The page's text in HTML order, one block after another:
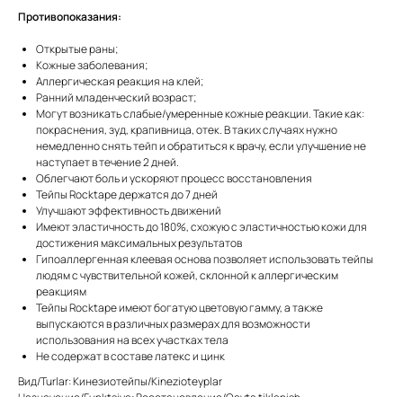
Противопоказания:
Открытые раны;
Кожные заболевания;
Аллергическая реакция на клей;
Ранний младенческий возраст;
Могут возникать слабые/умеренные кожные реакции. Такие как:
покраснения, зуд, крапивница, отек. В таких случаях нужно
немедленно снять тейп и обратиться к врачу, если улучшение не
наступает в течение 2 дней.
Облегчают боль и ускоряют процесс восстановления
Тейпы Rocktape держатся до 7 дней
Улучшают эффективность движений
Имеют эластичность до 180%, схожую с эластичностью кожи для
достижения максимальных результатов
Гипоаллергенная клеевая основа позволяет использовать тейпы
людям с чувствительной кожей, склонной к аллергическим
реакциям
Тейпы Rocktape имеют богатую цветовую гамму, а также
выпускаются в различных размерах для возможности
использования на всех участках тела
Не содержат в составе латекс и цинк
Вид/Turlar: Кинезиотейпы/Kinezioteyplar